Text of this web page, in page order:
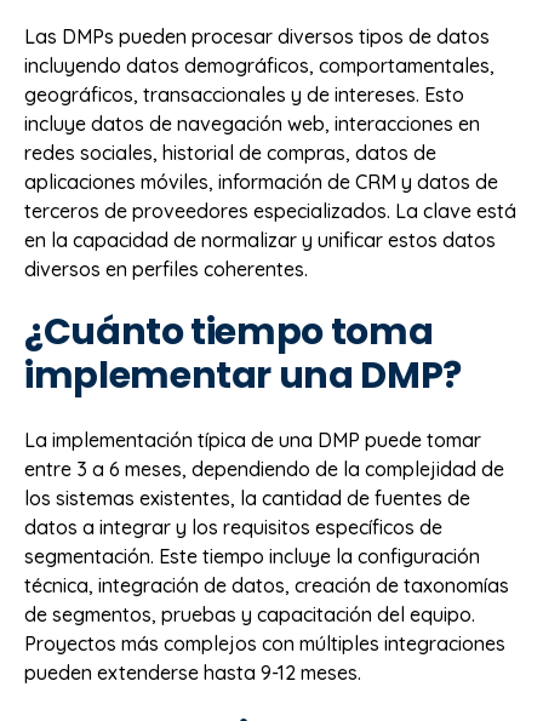
Las DMPs pueden procesar diversos tipos de datos
incluyendo datos demográficos, comportamentales,
geográficos, transaccionales y de intereses. Esto
incluye datos de navegación web, interacciones en
redes sociales, historial de compras, datos de
aplicaciones móviles, información de CRM y datos de
terceros de proveedores especializados. La clave está
en la capacidad de normalizar y unificar estos datos
diversos en perfiles coherentes.
¿Cuánto tiempo toma
implementar una DMP?
La implementación típica de una DMP puede tomar
entre 3 a 6 meses, dependiendo de la complejidad de
los sistemas existentes, la cantidad de fuentes de
datos a integrar y los requisitos específicos de
segmentación. Este tiempo incluye la configuración
técnica, integración de datos, creación de taxonomías
de segmentos, pruebas y capacitación del equipo.
Proyectos más complejos con múltiples integraciones
pueden extenderse hasta 9-12 meses.